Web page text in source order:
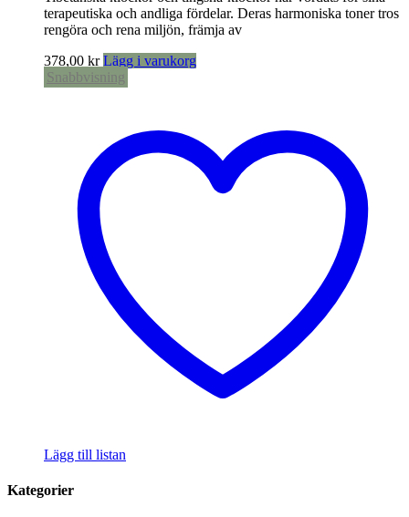
terapeutiska och andliga fördelar. Deras harmoniska toner tros
rengöra och rena miljön, främja av
378,00 kr Lägg i varukorg
Snabbvisning
Lägg till listan
Kategorier